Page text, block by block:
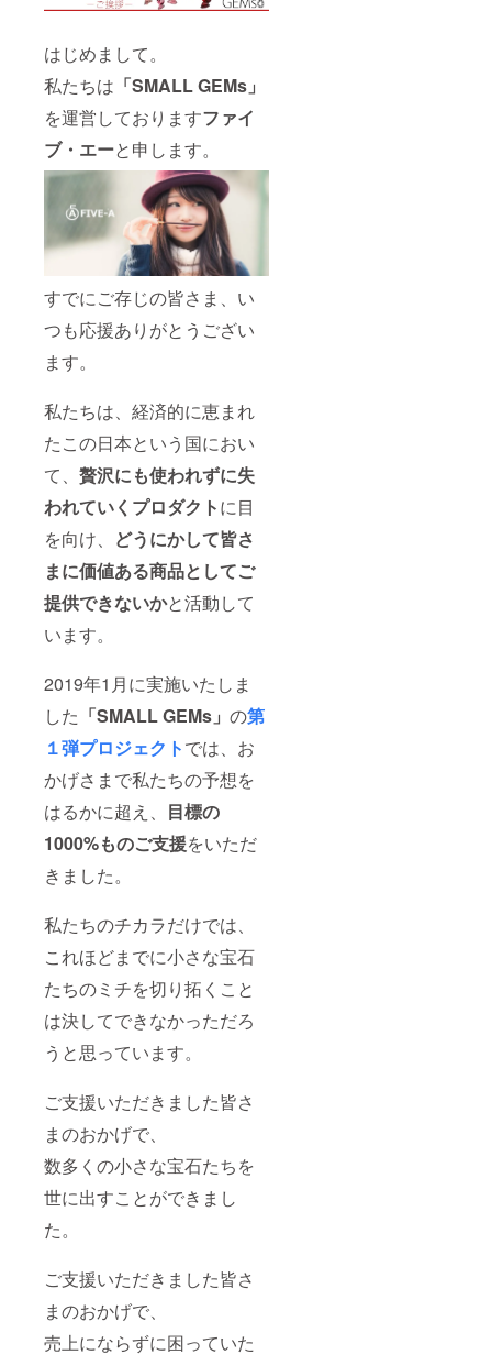
はじめまして。
私たちは 「SMALL GEMs」
を運営しておりますファイ
ブ・エーと申します。
すでにご存じの皆さま、い
つも応援ありがとうござい
ます。
私たちは、経済的に恵まれ
たこの日本という国におい
て、 贅沢にも使われずに失
われていくプロダクトに目
を向け、 どうにかして皆さ
まに価値ある商品としてご
提供できないかと活動して
います。
2019年1月に実施いたしま
した 「SMALL GEMs」 の第
１弾プロジェクトでは、お
かげさまで私たちの予想を
はるかに超え、 目標の
1000%ものご支援をいただ
きました。
私たちのチカラだけでは、
これほどまでに小さな宝石
たちのミチを切り拓くこと
は決してできなかっただろ
うと思っています。
ご支援いただきました皆さ
まのおかげで、
数多くの小さな宝石たちを
世に出すことができまし
た。
ご支援いただきました皆さ
まのおかげで、
売上にならずに困っていた